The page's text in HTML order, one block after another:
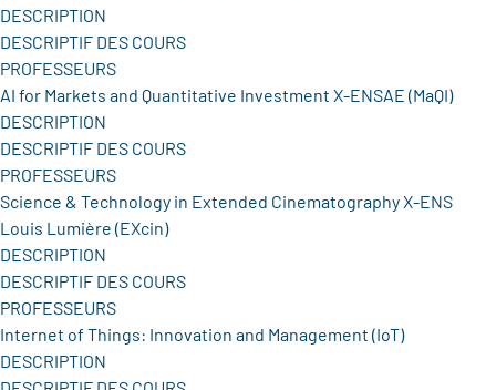
DESCRIPTION
DESCRIPTIF DES COURS
PROFESSEURS
AI for Markets and Quantitative Investment X-ENSAE (MaQI)
DESCRIPTION
DESCRIPTIF DES COURS
PROFESSEURS
Science & Technology in Extended Cinematography X-ENS
Louis Lumière (EXcin)
DESCRIPTION
DESCRIPTIF DES COURS
PROFESSEURS
Internet of Things: Innovation and Management (IoT)
DESCRIPTION